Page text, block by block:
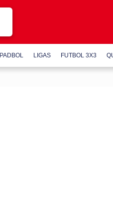
PADBOL LIGAS FUTBOL 3X3